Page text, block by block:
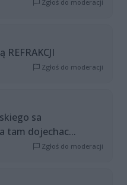
Zgłoś do moderacji
Zgłoś do moderacji
sa
tam dojechac...
Zgłoś do moderacji